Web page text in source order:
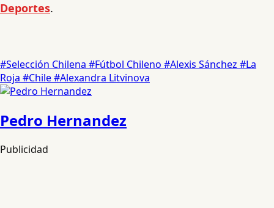
Deportes.
#Selección Chilena #Fútbol Chileno #Alexis Sánchez #La
Roja #Chile#Alexandra Litvinova
Pedro Hernandez
Publicidad